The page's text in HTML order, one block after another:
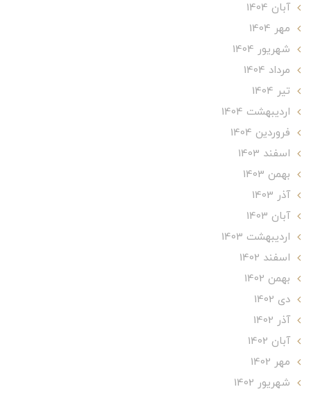
آبان 1404
مهر 1404
شهریور 1404
مرداد 1404
تير 1404
ارديبهشت 1404
فروردین 1404
اسفند 1403
بهمن 1403
آذر 1403
آبان 1403
ارديبهشت 1403
اسفند 1402
بهمن 1402
دی 1402
آذر 1402
آبان 1402
مهر 1402
شهریور 1402